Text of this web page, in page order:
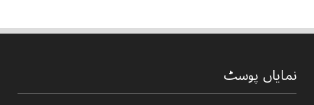
نمایاں پوسٹ